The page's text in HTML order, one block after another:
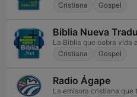
Cristiana
Gospel
Biblia Nueva
La Biblia que cobra vida
Cristiana
Gospel
Radio Ágape